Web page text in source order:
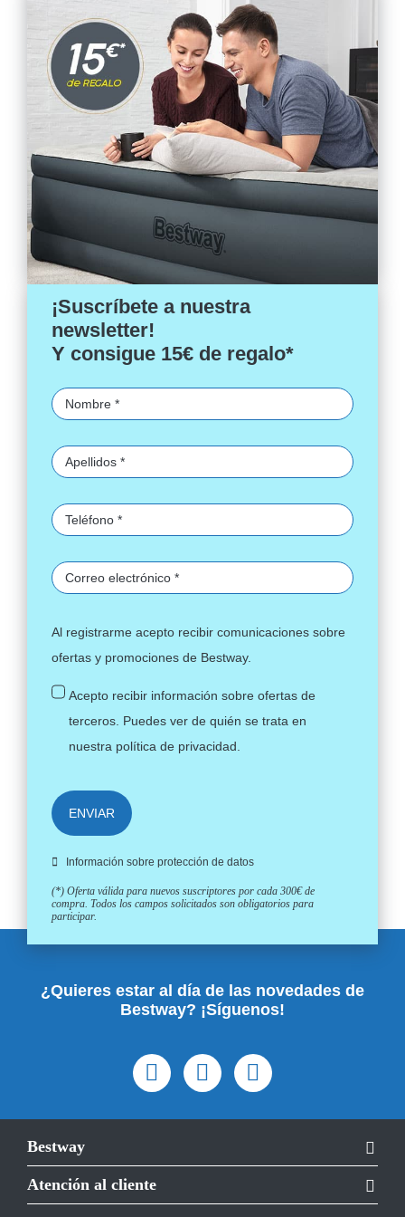
¡Suscríbete a nuestra
newsletter!
Y consigue 15€ de regalo*
Al registrarme acepto recibir comunicaciones sobre
ofertas y promociones de Bestway.
Acepto recibir información sobre ofertas de
terceros. Puedes ver de quién se trata en
nuestra política de privacidad
ENVIAR
Información sobre protección de datos
(*) Oferta válida para nuevos suscriptores por cada 300€ de
compra. Todos los campos solicitados son obligatorios para
participar.
¿Quieres estar al día de las novedades de
Bestway? ¡Síguenos!
Bestway
Atención al cliente